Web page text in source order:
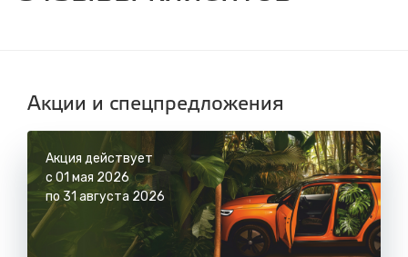
Акции и спецпредложения
Акция действует
с 01 мая 2026
по 31 августа 2026